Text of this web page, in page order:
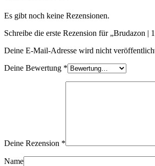
Neodym-
Menge
Es gibt noch keine Rezensionen.
Schreibe die erste Rezension für „Brudazon
Deine E-Mail-Adresse wird nicht
Deine Bewertung *
Deine Rezension *
Name